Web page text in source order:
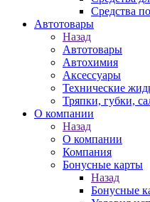
Средства
Автотовары
Назад
Автотовары
Автохимия
Аксессуары
Технические
Тряпки, губки,
О компании
Назад
О компании
Компания
Бонусные карты
Назад
Бонусные